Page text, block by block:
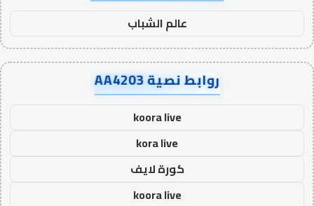
عالم الشباب
روابط نصية AA4203
koora live
kora live
كورة لايف
koora live